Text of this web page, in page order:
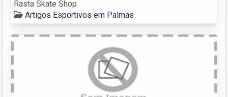
Rasta Skate Shop
Artigos Esportivos em Palmas